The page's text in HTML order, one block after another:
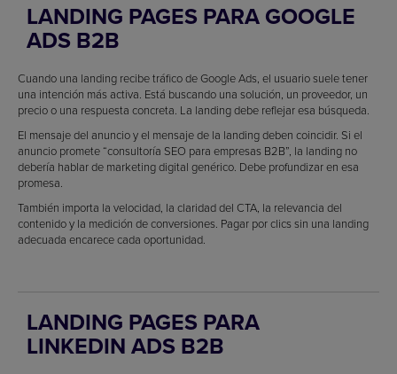
LANDING PAGES PARA GOOGLE
ADS B2B
Cuando una landing recibe tráfico de Google Ads, el usuario suele tener
una intención más activa. Está buscando una solución, un proveedor, un
precio o una respuesta concreta. La landing debe reflejar esa búsqueda.
El mensaje del anuncio y el mensaje de la landing deben coincidir. Si el
anuncio promete “consultoría SEO para empresas B2B”, la landing no
debería hablar de marketing digital genérico. Debe profundizar en esa
promesa.
También importa la velocidad, la claridad del CTA, la relevancia del
contenido y la medición de conversiones. Pagar por clics sin una landing
adecuada encarece cada oportunidad.
LANDING PAGES PARA
LINKEDIN ADS B2B